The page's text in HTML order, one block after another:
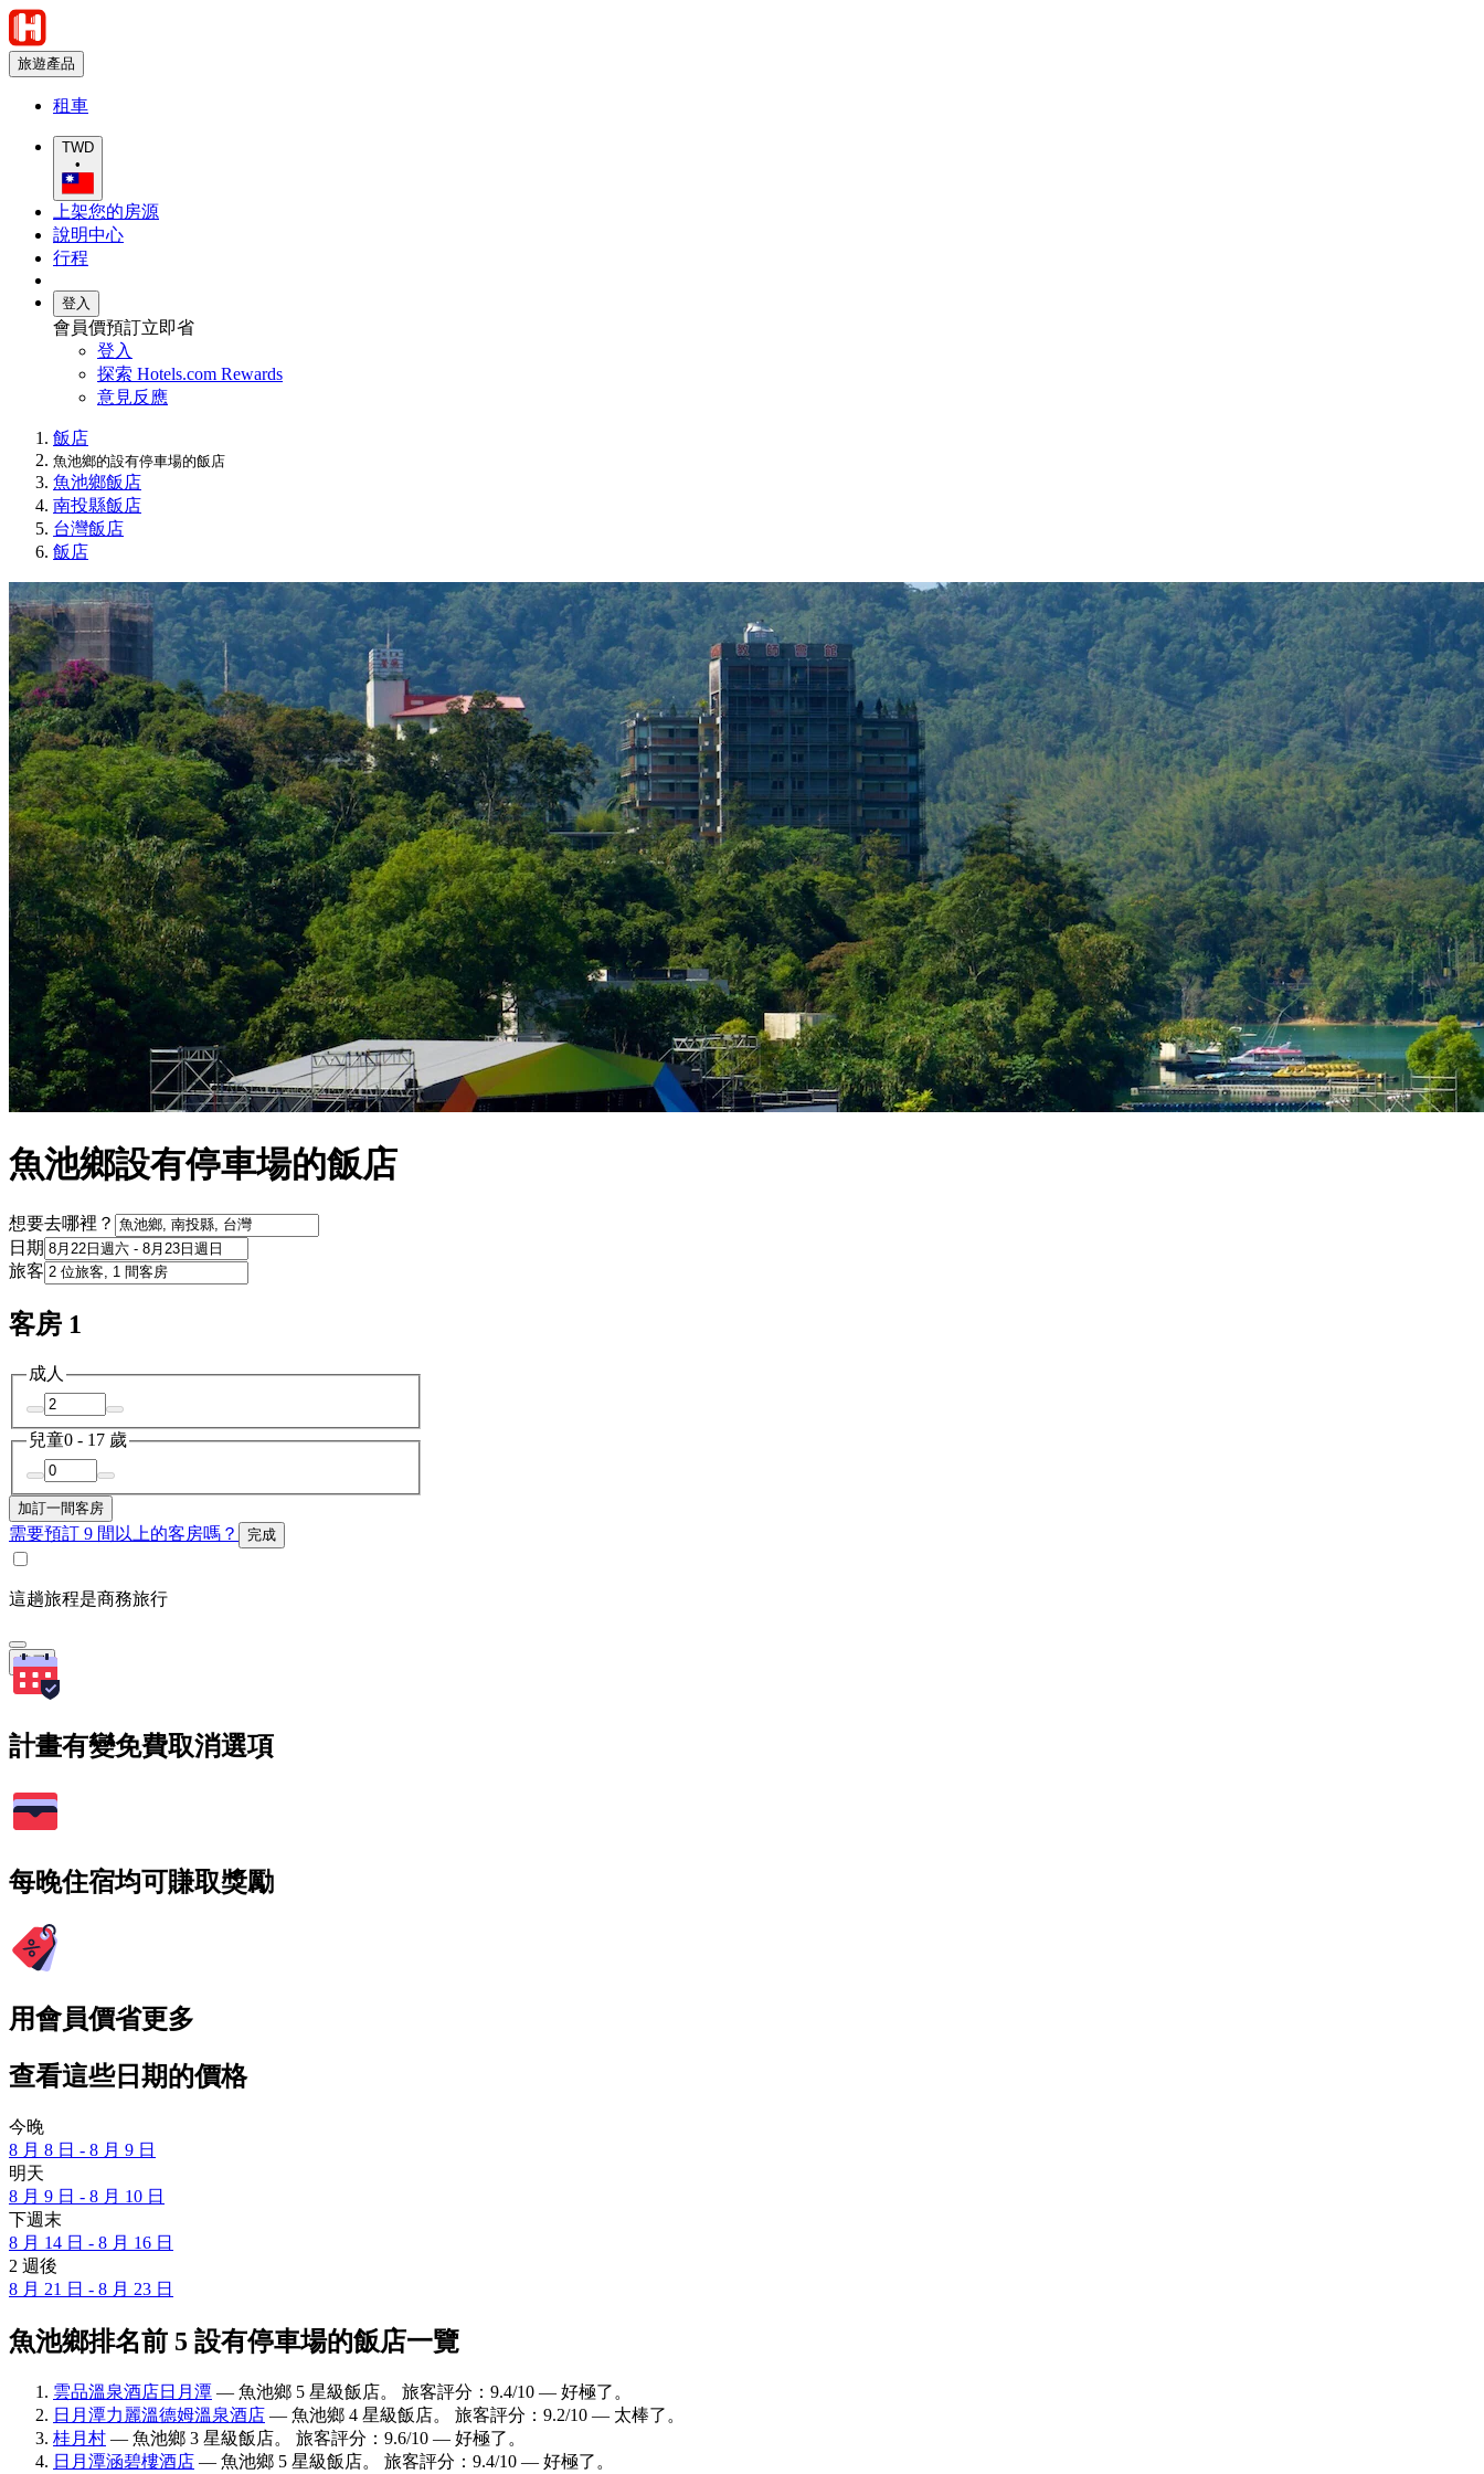
旅遊產品
租車
TWD
•
上架您的房源
說明中心
行程
登入
會員價預訂立即省
登入
探索 Hotels.com Rewards
意見反應
飯店
魚池鄉的設有停車場的飯店
魚池鄉飯店
南投縣飯店
台灣飯店
飯店
魚池鄉設有停車場的飯店
想要去哪裡？
日期
旅客
客房 1
成人
兒童0 - 17 歲
加訂一間客房
需要預訂 9 間以上的客房嗎？ 完成
這趟旅程是商務旅行
搜尋
計畫有變免費取消選項
每晚住宿均可賺取獎勵
用會員價省更多
查看這些日期的價格
今晚
8 月 8 日 - 8 月 9 日
明天
8 月 9 日 - 8 月 10 日
下週末
8 月 14 日 - 8 月 16 日
2 週後
8 月 21 日 - 8 月 23 日
魚池鄉排名前 5 設有停車場的飯店一覽
雲品溫泉酒店日月潭 — 魚池鄉 5 星級飯店。 旅客評分：9.4/10 — 好極了。
日月潭力麗溫德姆溫泉酒店 — 魚池鄉 4 星級飯店。 旅客評分：9.2/10 — 太棒了。
桂月村 — 魚池鄉 3 星級飯店。 旅客評分：9.6/10 — 好極了。
日月潭涵碧樓酒店 — 魚池鄉 5 星級飯店。 旅客評分：9.4/10 — 好極了。